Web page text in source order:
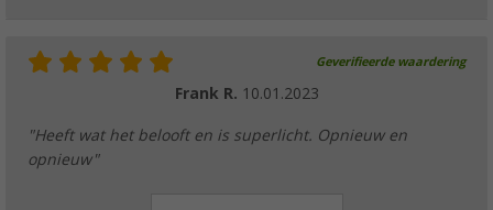
Geverifieerde waardering
Frank R. 10.01.2023
"Heeft wat het belooft en is superlicht. Opnieuw en
opnieuw"